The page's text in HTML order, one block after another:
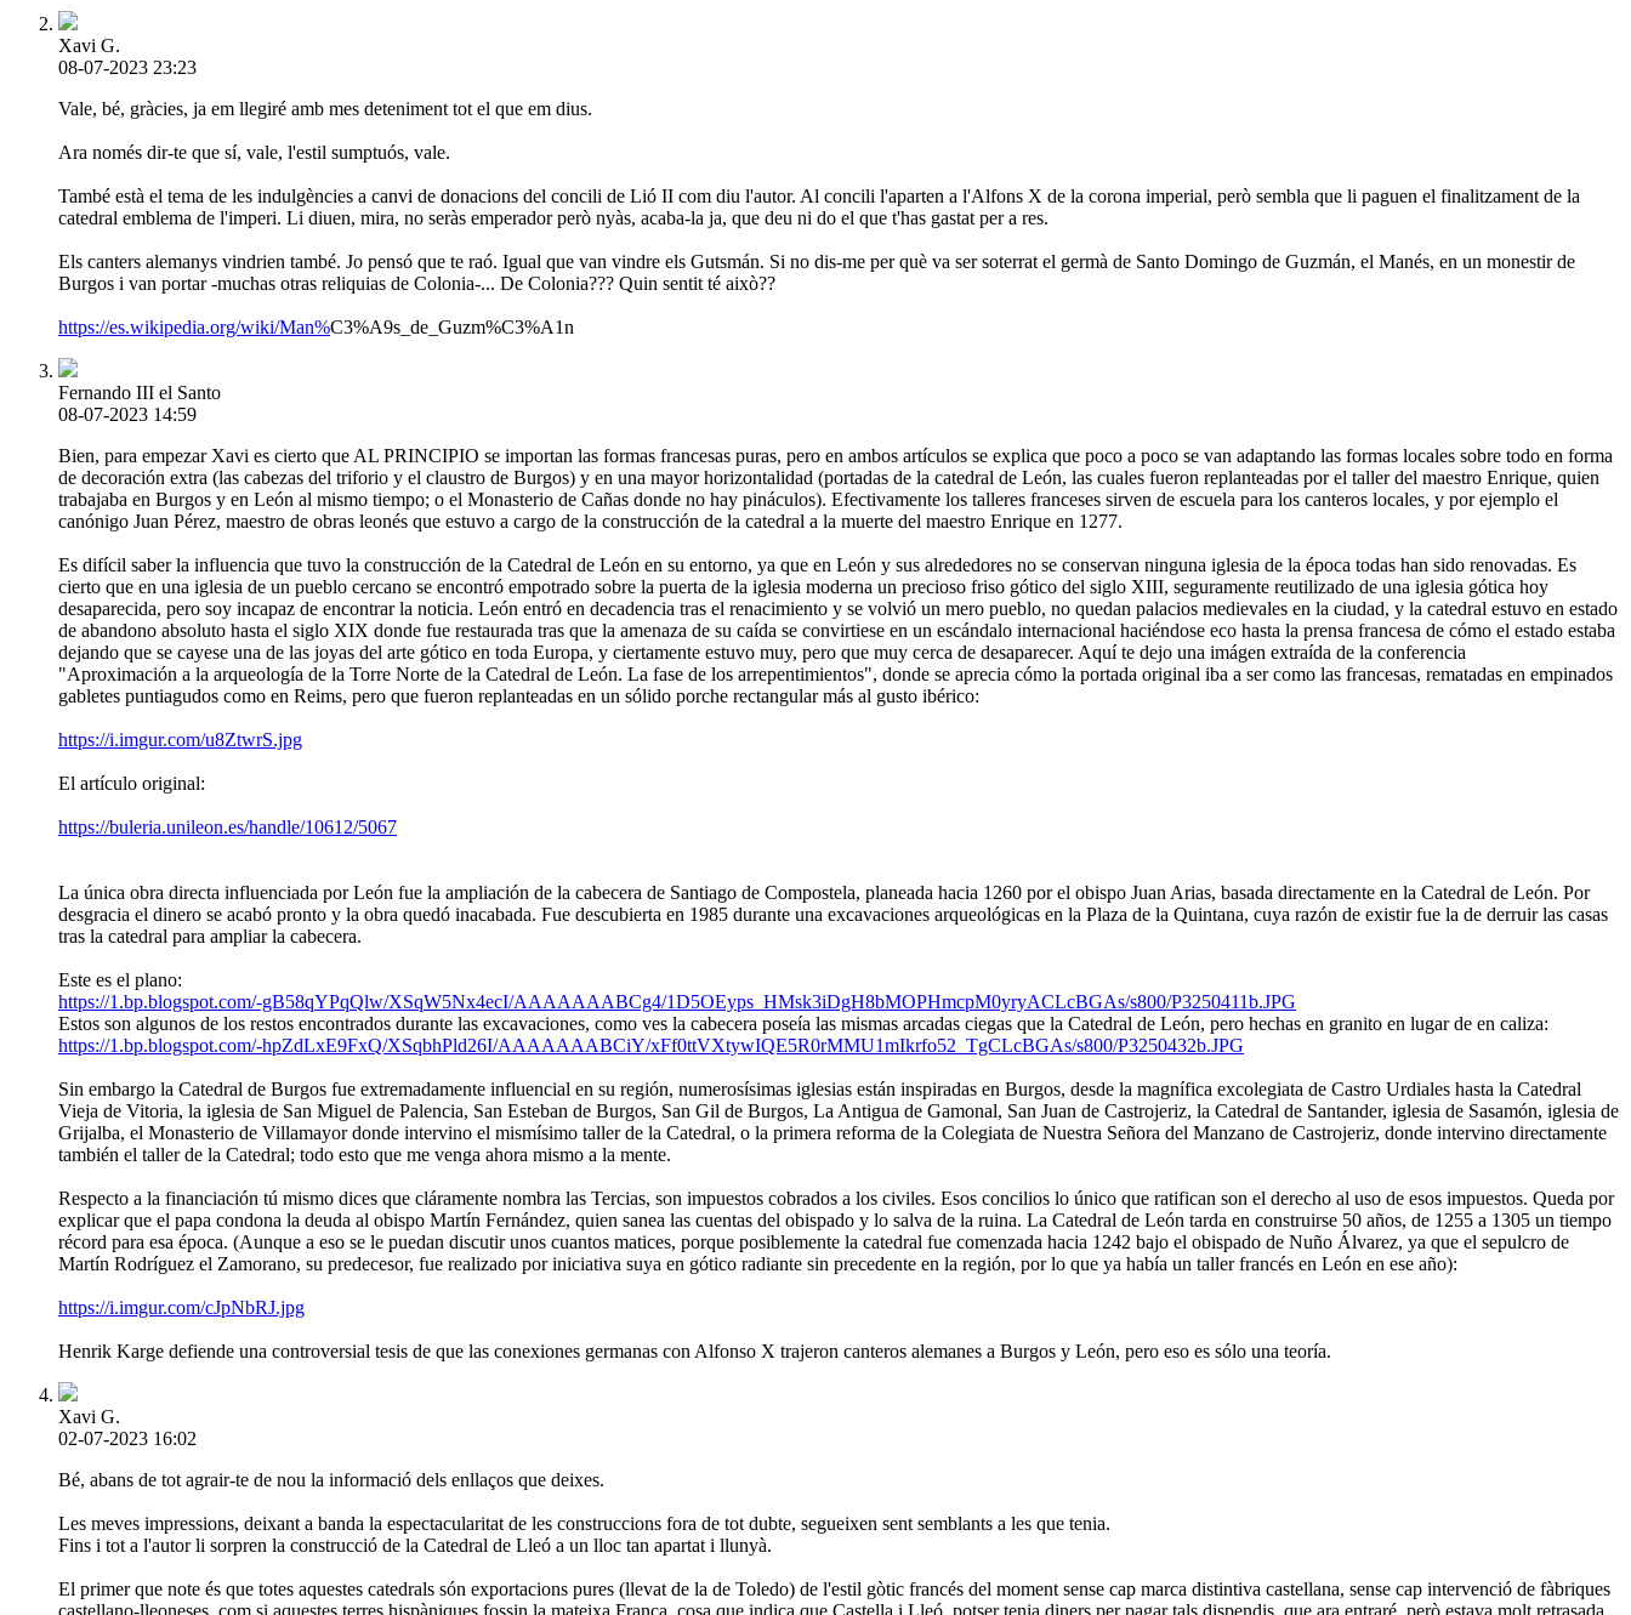
Xavi G.
08-07-2023 23:23
Vale, bé, gràcies, ja em llegiré amb mes deteniment tot el que em dius.
Ara només dir-te que sí, vale, l'estil sumptuós, vale.
També està el tema de les indulgències a canvi de donacions del concili de Lió II com diu l'autor. Al concili l'aparten a l'Alfons X de la corona imperial, però sembla que li paguen el finalitzament de la
catedral emblema de l'imperi. Li diuen, mira, no seràs emperador però nyàs, acaba-la ja, que deu ni do el que t'has gastat per a res.
Els canters alemanys vindrien també. Jo pensó que te raó. Igual que van vindre els Gutsmán. Si no dis-me per què va ser soterrat el germà de Santo Domingo de Guzmán, el Manés, en un monestir de
Burgos i van portar -muchas otras reliquias de Colonia-... De Colonia??? Quin sentit té això??
https://es.wikipedia.org/wiki/Man%C3%A9s_de_Guzm%C3%A1n
Fernando III el Santo
08-07-2023 14:59
Bien, para empezar Xavi es cierto que AL PRINCIPIO se importan las formas francesas puras, pero en ambos artículos se explica que poco a poco se van adaptando las formas locales sobre todo en forma
de decoración extra (las cabezas del triforio y el claustro de Burgos) y en una mayor horizontalidad (portadas de la catedral de León, las cuales fueron replanteadas por el taller del maestro Enrique, quien
trabajaba en Burgos y en León al mismo tiempo; o el Monasterio de Cañas donde no hay pináculos). Efectivamente los talleres franceses sirven de escuela para los canteros locales, y por ejemplo el
canónigo Juan Pérez, maestro de obras leonés que estuvo a cargo de la construcción de la catedral a la muerte del maestro Enrique en 1277.
Es difícil saber la influencia que tuvo la construcción de la Catedral de León en su entorno, ya que en León y sus alrededores no se conservan ninguna iglesia de la época todas han sido renovadas. Es
cierto que en una iglesia de un pueblo cercano se encontró empotrado sobre la puerta de la iglesia moderna un precioso friso gótico del siglo XIII, seguramente reutilizado de una iglesia gótica hoy
desaparecida, pero soy incapaz de encontrar la noticia. León entró en decadencia tras el renacimiento y se volvió un mero pueblo, no quedan palacios medievales en la ciudad, y la catedral estuvo en estado
de abandono absoluto hasta el siglo XIX donde fue restaurada tras que la amenaza de su caída se convirtiese en un escándalo internacional haciéndose eco hasta la prensa francesa de cómo el estado estaba
dejando que se cayese una de las joyas del arte gótico en toda Europa, y ciertamente estuvo muy, pero que muy cerca de desaparecer. Aquí te dejo una imágen extraída de la conferencia
"Aproximación a la arqueología de la Torre Norte de la Catedral de León. La fase de los arrepentimientos", donde se aprecia cómo la portada original iba a ser como las francesas, rematadas en empinados
gabletes puntiagudos como en Reims, pero que fueron replanteadas en un sólido porche rectangular más al gusto ibérico:
https://i.imgur.com/u8ZtwrS.jpg
El artículo original:
https://buleria.unileon.es/handle/10612/5067
La única obra directa influenciada por León fue la ampliación de la cabecera de Santiago de Compostela, planeada hacia 1260 por el obispo Juan Arias, basada directamente en la Catedral de León. Por
desgracia el dinero se acabó pronto y la obra quedó inacabada. Fue descubierta en 1985 durante una excavaciones arqueológicas en la Plaza de la Quintana, cuya razón de existir fue la de derruir las casas
tras la catedral para ampliar la cabecera.
Este es el plano:
https://1.bp.blogspot.com/-gB58qYPqQlw/XSqW5Nx4ecI/AAAAAAABCg4/1D5OEyps_HMsk3iDgH8bMOPHmcpM0yryACLcBGAs/s800/P3250411b.JPG
Estos son algunos de los restos encontrados durante las excavaciones, como ves la cabecera poseía las mismas arcadas ciegas que la Catedral de León, pero hechas en granito en lugar de en caliza:
https://1.bp.blogspot.com/-hpZdLxE9FxQ/XSqbhPld26I/AAAAAAABCiY/xFf0ttVXtywIQE5R0rMMU1mIkrfo52_TgCLcBGAs/s800/P3250432b.JPG
Sin embargo la Catedral de Burgos fue extremadamente influencial en su región, numerosísimas iglesias están inspiradas en Burgos, desde la magnífica excolegiata de Castro Urdiales hasta la Catedral
Vieja de Vitoria, la iglesia de San Miguel de Palencia, San Esteban de Burgos, San Gil de Burgos, La Antigua de Gamonal, San Juan de Castrojeriz, la Catedral de Santander, iglesia de Sasamón, iglesia de
Grijalba, el Monasterio de Villamayor donde intervino el mismísimo taller de la Catedral, o la primera reforma de la Colegiata de Nuestra Señora del Manzano de Castrojeriz, donde intervino directamente
también el taller de la Catedral; todo esto que me venga ahora mismo a la mente.
Respecto a la financiación tú mismo dices que cláramente nombra las Tercias, son impuestos cobrados a los civiles. Esos concilios lo único que ratifican son el derecho al uso de esos impuestos. Queda por
explicar que el papa condona la deuda al obispo Martín Fernández, quien sanea las cuentas del obispado y lo salva de la ruina. La Catedral de León tarda en construirse 50 años, de 1255 a 1305 un tiempo
récord para esa época. (Aunque a eso se le puedan discutir unos cuantos matices, porque posiblemente la catedral fue comenzada hacia 1242 bajo el obispado de Nuño Álvarez, ya que el sepulcro de
Martín Rodríguez el Zamorano, su predecesor, fue realizado por iniciativa suya en gótico radiante sin precedente en la región, por lo que ya había un taller francés en León en ese año):
https://i.imgur.com/cJpNbRJ.jpg
Henrik Karge defiende una controversial tesis de que las conexiones germanas con Alfonso X trajeron canteros alemanes a Burgos y León, pero eso es sólo una teoría.
Xavi G.
02-07-2023 16:02
Bé, abans de tot agrair-te de nou la informació dels enllaços que deixes.
Les meves impressions, deixant a banda la espectacularitat de les construccions fora de tot dubte, segueixen sent semblants a les que tenia.
Fins i tot a l'autor li sorpren la construcció de la Catedral de Lleó a un lloc tan apartat i llunyà.
El primer que note és que totes aquestes catedrals són exportacions pures (llevat de la de Toledo) de l'estil gòtic francés del moment sense cap marca distintiva castellana, sense cap intervenció de fàbriques
castellano-lleoneses, com si aquestes terres hispàniques fossin la mateixa França, cosa que indica que Castella i Lleó, potser tenia diners per pagar tals dispendis, que ara entraré, però estava molt retrasada